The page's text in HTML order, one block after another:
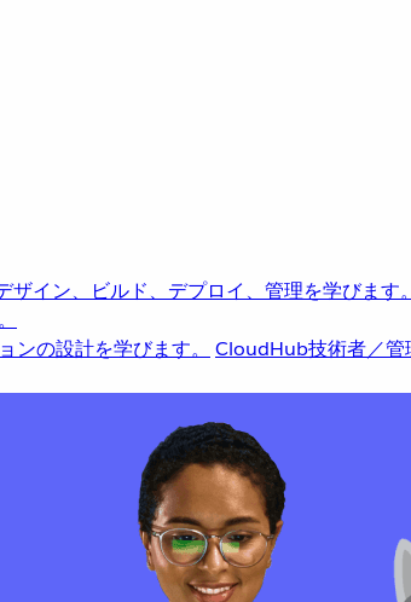
イン、ビルド、デプロイ、管理を学びます。
の設計を学びます。 CloudHub技術者／